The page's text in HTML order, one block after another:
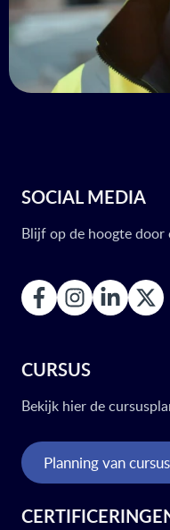
SOCIAL MEDIA
Blijf op de hoogte door
CURSUS
Bekijk hier de
Planning van